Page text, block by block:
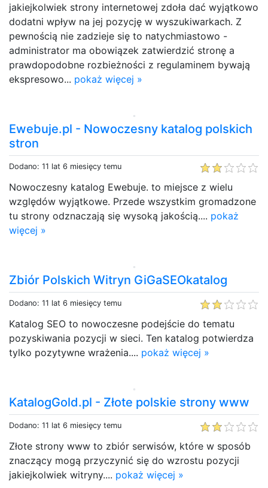
jakiejkolwiek strony internetowej zdoła dać wyjątkowo
dodatni wpływ na jej pozycję w wyszukiwarkach. Z
pewnością nie zadzieje się to natychmiastowo -
administrator ma obowiązek zatwierdzić stronę a
prawdopodobne rozbieżności z regulaminem bywają
ekspresowo... pokaż więcej »
Ewebuje.pl - Nowoczesny katalog polskich
stron
Dodano: 11 lat 6 miesięcy temu
Nowoczesny katalog Ewebuje. to miejsce z wielu
względów wyjątkowe. Przede wszystkim gromadzone
tu strony odznaczają się wysoką jakością.... pokaż
więcej »
Zbiór Polskich Witryn GiGaSEOkatalog
Dodano: 11 lat 6 miesięcy temu
Katalog SEO to nowoczesne podejście do tematu
pozyskiwania pozycji w sieci. Ten katalog potwierdza
tylko pozytywne wrażenia.... pokaż więcej »
KatalogGold.pl - Złote polskie strony www
Dodano: 11 lat 6 miesięcy temu
Złote strony www to zbiór serwisów, które w sposób
znaczący mogą przyczynić się do wzrostu pozycji
jakiejkolwiek witryny.... pokaż więcej »